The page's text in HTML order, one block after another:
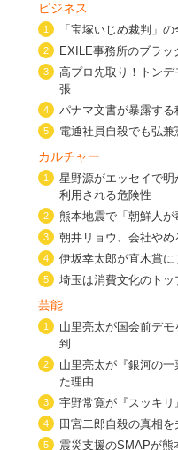
ビジネス
1 「宝塚いじめ裁判」
2 EXILE事務所のブラッ
3
高プロ先取り！トン
張
4 パナマ文書が暴露す
5 電通社員自殺でも弘
カルチャー
1
星野源がエッセイで
利用される危険性
2 熊本地震で「朝鮮人
3 朝井リョウ、会社やめ
4 伊坂幸太郎が直木賞に
5 埼玉は消費文化のトッ
芸能
1
山里亮太が国会前デ
到
2
山里亮太が『銀河の
た理由
3 宇野常寛が『スッキ
4 田宮二郎自殺の真相を
5 震災支援のSMAPが熊